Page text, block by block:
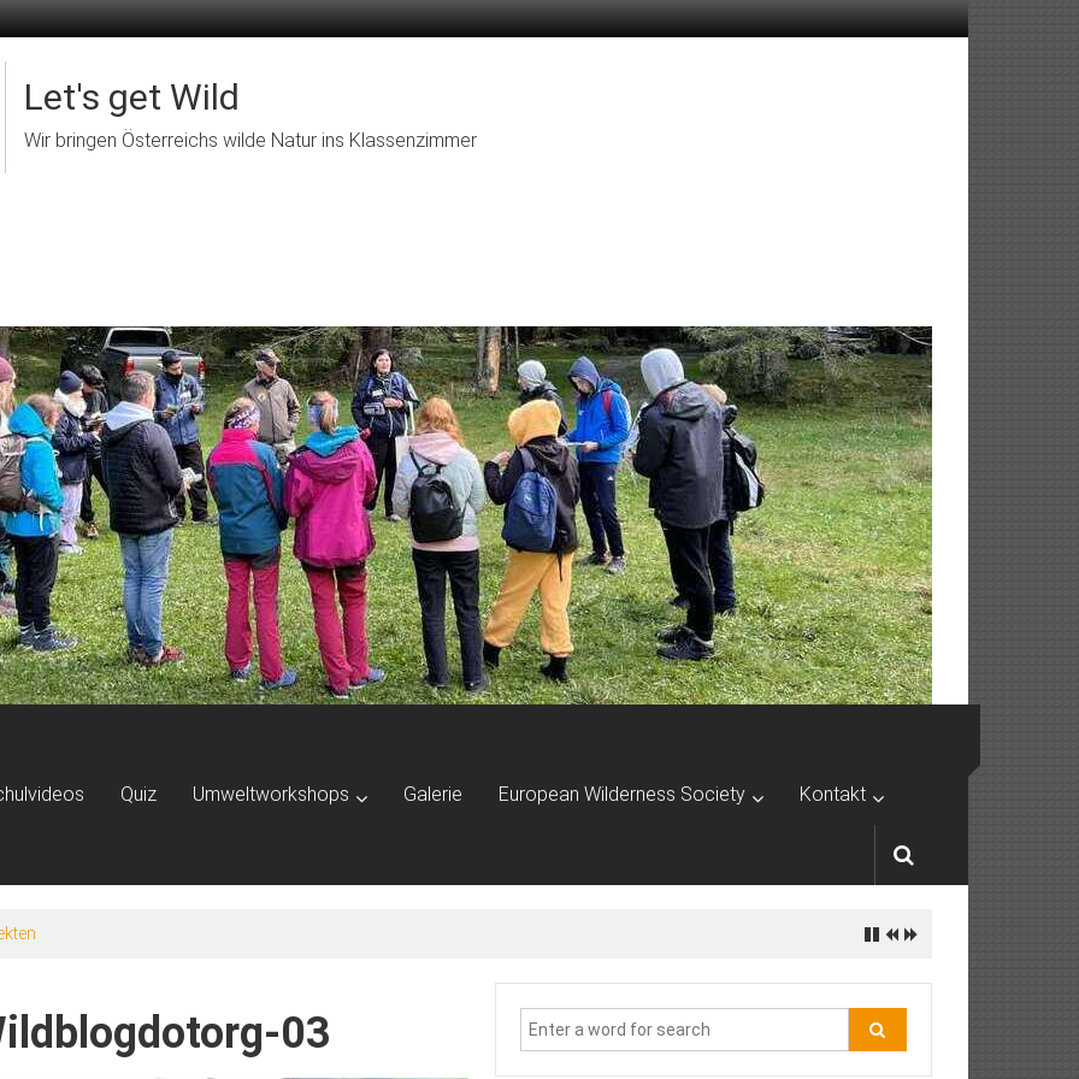
Let's get Wild
Wir bringen Österreichs wilde Natur ins Klassenzimmer
Quiz Umweltworkshops Galerie European Wilderness Society Kontakt
03